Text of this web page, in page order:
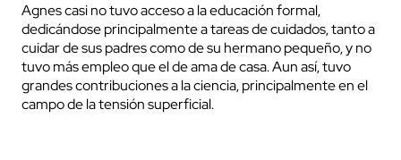
Agnes casi no tuvo acceso a la educación formal,
dedicándose principalmente a tareas de cuidados, tanto a
cuidar de sus padres como de su hermano pequeño, y no
tuvo más empleo que el de ama de casa. Aun así, tuvo
grandes contribuciones a la ciencia, principalmente en el
campo de la tensión superficial.